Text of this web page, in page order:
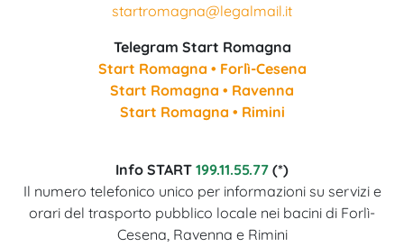
startromagna@legalmail.it
Telegram Start Romagna
Start Romagna • Forlì-Cesena
Start Romagna • Ravenna
Start Romagna • Rimini
Info START 199.11.55.77 (*)
Il numero telefonico unico per informazioni su servizi e
orari del trasporto pubblico locale nei bacini di Forlì-
Cesena, Ravenna e Rimini